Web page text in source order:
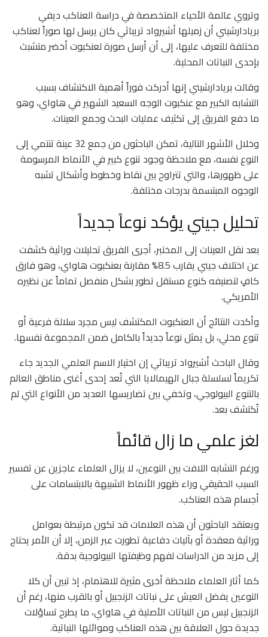
وتروي عالمة الأحياء المتخصصة في دراسة العناكب ديفي
بريادارشيني أن زميلها أشيرواد تريباثي كان يرسل لها صوراً لعناكب
مختلفة للتعرف عليها، إلى أن أرسل صورة لعنكبوت أخضر متشبث
بإحدى النباتات المحلية.
وقالت بريادارشيني إنها أدركت فوراً أهمية الاكتشاف بسبب
التشابه الكبير مع عنكبوت الوجه السعيد الشهير في هاواي، وهو
ما دفع الفريق إلى تكثيف عمليات البحث وجمع العينات.
وخلال الأشهر التالية، تمكن الباحثون من جمع 32 عينة تنتمي إلى
النوع نفسه، مع ملاحظة وجود تنوع كبير في الأنماط المرسومة
على ظهورها، والتي تتراوح بين نقاط وخطوط وأشكال تشبه
الوجوه المبتسمة بدرجات مختلفة.
تحليل جيني يؤكد نوعاً جديداً
بعد نقل العينات إلى المختبر، أجرى الفريق تحليلات وراثية كشفت
عن اختلاف جيني يقارب 8.5% مقارنة بعنكبوت هاواي، وهو فارق
كافٍ لتصنيفه كنوع مستقل تطور بشكل منفصل تماماً عن نظيره
الأمريكي.
وأكدت النتائج أن العنكبوت المكتشف ليس مجرد سلالة فرعية أو
تنوع محلي، بل يمثل نوعاً جديداً بالكامل ضمن المجموعة نفسها.
وقال الباحث أشيرواد تريباثي إن اختيار الاسم العلمي الجديد جاء
تكريماً لسلسلة جبال الهيمالايا التي تُعد إحدى أغنى مناطق العالم
بالتنوع البيولوجي، وتخفي بين تضاريسها العديد من الأنواع التي لم
تُكتشف بعد.
لغز علمي ما زال قائماً
ورغم التشابه اللافت بين النوعين، لا يزال العلماء عاجزين عن تفسير
السبب الحقيقي وراء ظهور الأنماط الشبيهة بالابتسامات على
أجسام هذه العناكب.
ويعتقد الباحثون أن هذه العلامات قد تكون مرتبطة بعوامل
وراثية معقدة أو بآليات دفاعية تطورت عبر الزمن، إلا أن الأمر يحتاج
إلى مزيد من الدراسات لفهم وظيفتها البيولوجية بدقة.
كما أثار العلماء ملاحظة أخرى مثيرة للاهتمام، إذ تبين أن كلا
النوعين يفضل العيش على نباتات الزنجبيل أو بالقرب منها، رغم أن
الزنجبيل ليس من النباتات الأصلية في هاواي، ما يطرح تساؤلات
جديدة حول العلاقة بين هذه العناكب وموائلها النباتية.